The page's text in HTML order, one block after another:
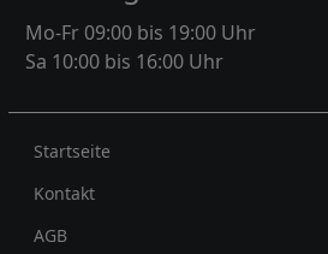
Mo-Fr 09:00 bis 19:00 Uhr
Sa 10:00 bis 16:00 Uhr
Rechtliches
Startseite
Kontakt
AGB